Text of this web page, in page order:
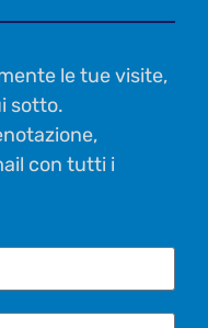
le tue visite,
sotto.
con tutti i